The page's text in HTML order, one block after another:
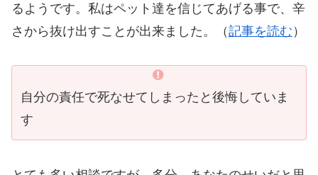
るようです。私はペット達を信じてあげる事で、辛
さから抜け出すことが出来ました。（記事を読む ）
自分の責任で死なせてしまったと後悔していま
す